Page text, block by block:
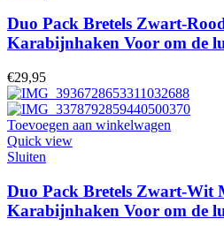
Duo Pack Bretels Zwart-
Karabijnhaken Voor om de
€29,95
Toevoegen aan winkelwagen
Quick view
Sluiten
Duo Pack Bretels Zwart-Wit
Karabijnhaken Voor om de